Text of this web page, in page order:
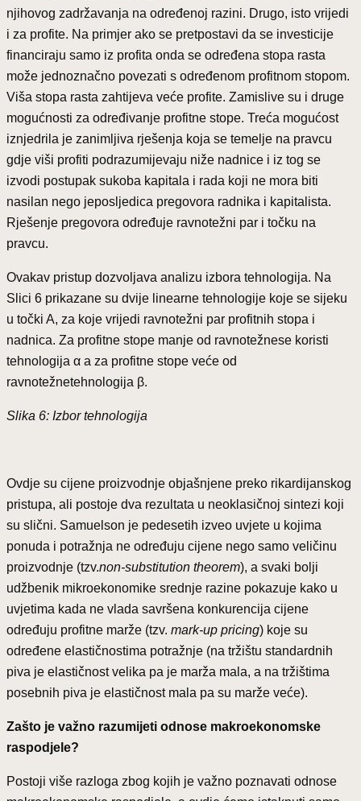
njihovog zadržavanja na određenoj razini. Drugo, isto vrijedi
i za profite. Na primjer ako se pretpostavi da se investicije
financiraju samo iz profita onda se određena stopa rasta
može jednoznačno povezati s određenom profitnom stopom.
Viša stopa rasta zahtijeva veće profite. Zamislive su i druge
mogućnosti za određivanje profitne stope. Treća mogućost
iznjedrila je zanimljiva rješenja koja se temelje na pravcu
gdje viši profiti podrazumijevaju niže nadnice i iz tog se
izvodi postupak sukoba kapitala i rada koji ne mora biti
nasilan nego jeposljedica pregovora radnika i kapitalista.
Rješenje pregovora određuje ravnotežni par i točku na
pravcu.
Ovakav pristup dozvoljava analizu izbora tehnologija. Na
Slici 6 prikazane su dvije linearne tehnologije koje se sijeku
u točki A, za koje vrijedi ravnotežni par profitnih stopa i
nadnica. Za profitne stope manje od ravnotežnese koristi
tehnologija α a za profitne stope veće od
ravnotežnetehnologija β.
Slika 6: Izbor tehnologija
Ovdje su cijene proizvodnje objašnjene preko rikardijanskog
pristupa, ali postoje dva rezultata u neoklasičnoj sintezi koji
su slični. Samuelson je pedesetih izveo uvjete u kojima
ponuda i potražnja ne određuju cijene nego samo veličinu
proizvodnje (tzv.non-substitution theorem), a svaki bolji
udžbenik mikroekonomike srednje razine pokazuje kako u
uvjetima kada ne vlada savršena konkurencija cijene
određuju profitne marže (tzv. mark-up pricing) koje su
određene elastičnostima potražnje (na tržištu standardnih
piva je elastičnost velika pa je marža mala, a na tržištima
posebnih piva je elastičnost mala pa su marže veće).
Zašto je važno razumijeti odnose makroekonomske
raspodjele?
Postoji više razloga zbog kojih je važno poznavati odnose